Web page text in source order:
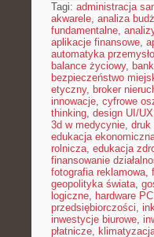
Tagi: administracja
akwarele, analiza
fundamentalne,
aplikacje finansowe,
automatyka
balance życiowy,
bezpieczeństwo
etyczny, broker
innowacje, cyfrowe
thinking, design UI/UX
3d w medycynie, druk
edukacja
rolnicza, edukacja
finansowanie
fotografia reklamowa,
geopolityka świata,
logiczne, hardware PC
przedsiębiorczości,
inwestycje biurowe,
płatnicze,